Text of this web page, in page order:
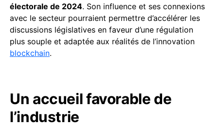
électorale de 2024. Son influence et ses connexions
avec le secteur pourraient permettre d’accélérer les
discussions législatives en faveur d’une régulation
plus souple et adaptée aux réalités de l’innovation
blockchain.
Un accueil favorable de
l’industrie